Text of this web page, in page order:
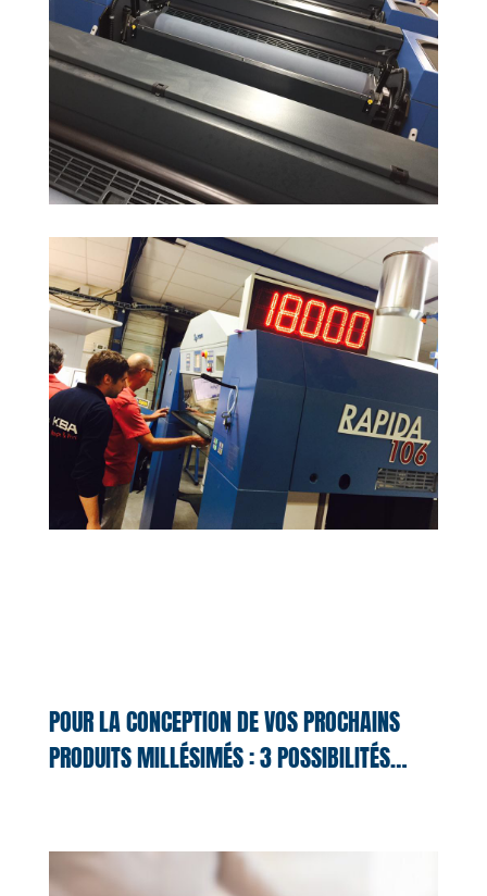
POUR LA CONCEPTION DE VOS PROCHAINS
PRODUITS MILLÉSIMÉS : 3 POSSIBILITÉS…